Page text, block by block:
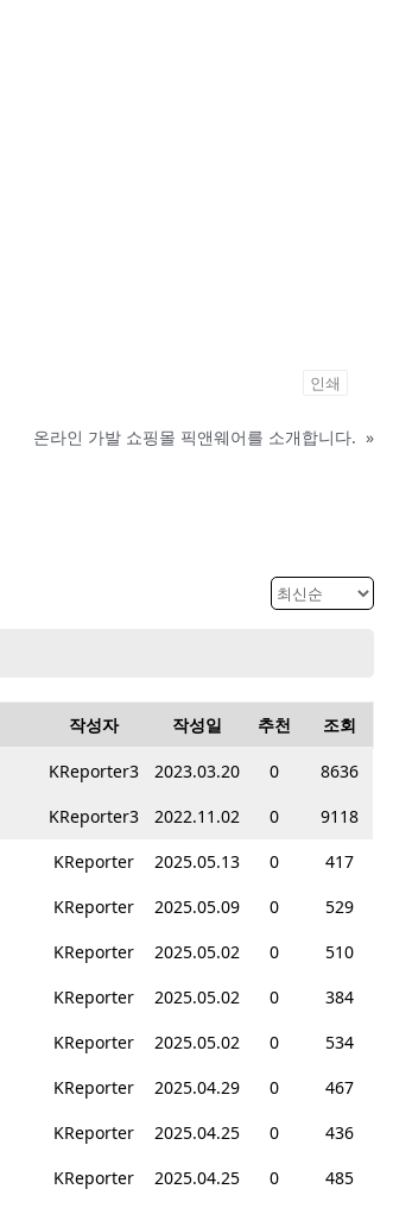
인쇄
온라인 가발 쇼핑몰 픽앤웨어를 소개합니다. »
작성자 작성일 추천 조회
KReporter3 2023.03.20 0
8636
KReporter3 2022.11.02 0
9118
KReporter 2025.05.13 0
417
KReporter 2025.05.09 0
529
KReporter 2025.05.02 0
510
KReporter 2025.05.02 0
384
KReporter 2025.05.02 0
534
KReporter 2025.04.29 0
467
KReporter 2025.04.25 0
436
KReporter 2025.04.25 0
485